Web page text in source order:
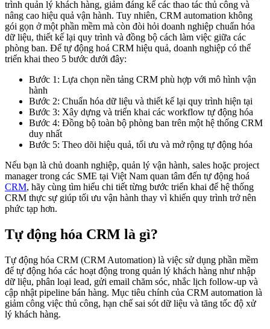
trình quản lý khách hàng, giảm đáng kể các thao tác thủ công và
nâng cao hiệu quả vận hành. Tuy nhiên, CRM automation không
gói gọn ở một phần mềm mà còn đòi hỏi doanh nghiệp chuẩn hóa
dữ liệu, thiết kế lại quy trình và đồng bộ cách làm việc giữa các
phòng ban. Để tự động hoá CRM hiệu quả, doanh nghiệp có thể
triển khai theo 5 bước dưới đây:
Bước 1: Lựa chọn nền tảng CRM phù hợp với mô hình vận
hành
Bước 2: Chuẩn hóa dữ liệu và thiết kế lại quy trình hiện tại
Bước 3: Xây dựng và triển khai các workflow tự động hóa
Bước 4: Đồng bộ toàn bộ phòng ban trên một hệ thống CRM
duy nhất
Bước 5: Theo dõi hiệu quả, tối ưu và mở rộng tự động hóa
Nếu bạn là chủ doanh nghiệp, quản lý vận hành, sales hoặc project
manager trong các SME tại Việt Nam quan tâm đến tự động hoá
CRM, hãy cùng tìm hiểu chi tiết từng bước triển khai để hệ thống
CRM thực sự giúp tối ưu vận hành thay vì khiến quy trình trở nên
phức tạp hơn.
Tự động hóa CRM là gì?
Tự động hóa CRM (CRM Automation) là việc sử dụng phần mềm
để tự động hóa các hoạt động trong quản lý khách hàng như nhập
dữ liệu, phân loại lead, gửi email chăm sóc, nhắc lịch follow-up và
cập nhật pipeline bán hàng. Mục tiêu chính của CRM automation là
giảm công việc thủ công, hạn chế sai sót dữ liệu và tăng tốc độ xử
lý khách hàng.